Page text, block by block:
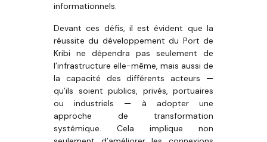
informationnels.
Devant ces défis, il est évident que la
réussite du développement du Port de
Kribi ne dépendra pas seulement de
l’infrastructure elle-même, mais aussi de
la capacité des différents acteurs —
qu’ils soient publics, privés, portuaires
ou industriels — à adopter une
approche de transformation
systémique. Cela implique non